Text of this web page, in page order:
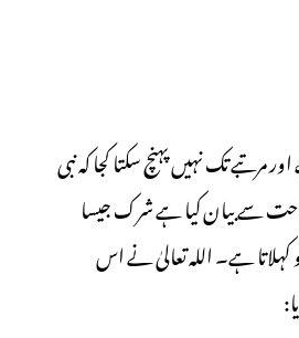
تک نہیں پہنچ سکتا کجا کہ نبی
سے بیان کیا ہے شرک جیسا
ہے۔ اللہ تعالیٰ نے اس